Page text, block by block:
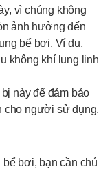
vì chúng không
ảnh hưởng đến
bể bơi. Ví dụ,
không khí lung linh
này để đảm bảo
cho người sử dụng.
bơi, bạn cần chú